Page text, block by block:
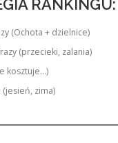
RANKINGU:
(Ochota + dzielnice)
(przecieki, zalania)
kosztuje…)
zima)